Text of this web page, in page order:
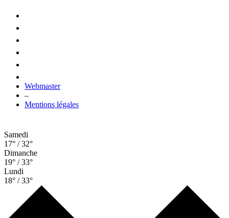
Webmaster
–
Mentions légales
Samedi
17° / 32°
Dimanche
19° / 33°
Lundi
18° / 33°